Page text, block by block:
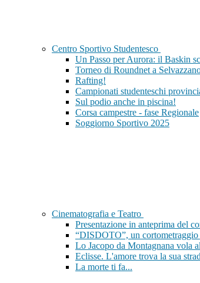
Centro Sportivo Studentesco
Un Passo per Aurora: il Baskin
Torneo di Roundnet a
Rafting!
Campionati studenteschi
Sul podio anche in piscina!
Corsa campestre - fase Regionale
Soggiorno Sportivo 2025
Cinematografia e Teatro
Presentazione in anteprima del
“DISDOTO”, un cortometraggio
Lo Jacopo da Montagnana vola
Eclisse. L'amore trova la sua
La morte ti fa...